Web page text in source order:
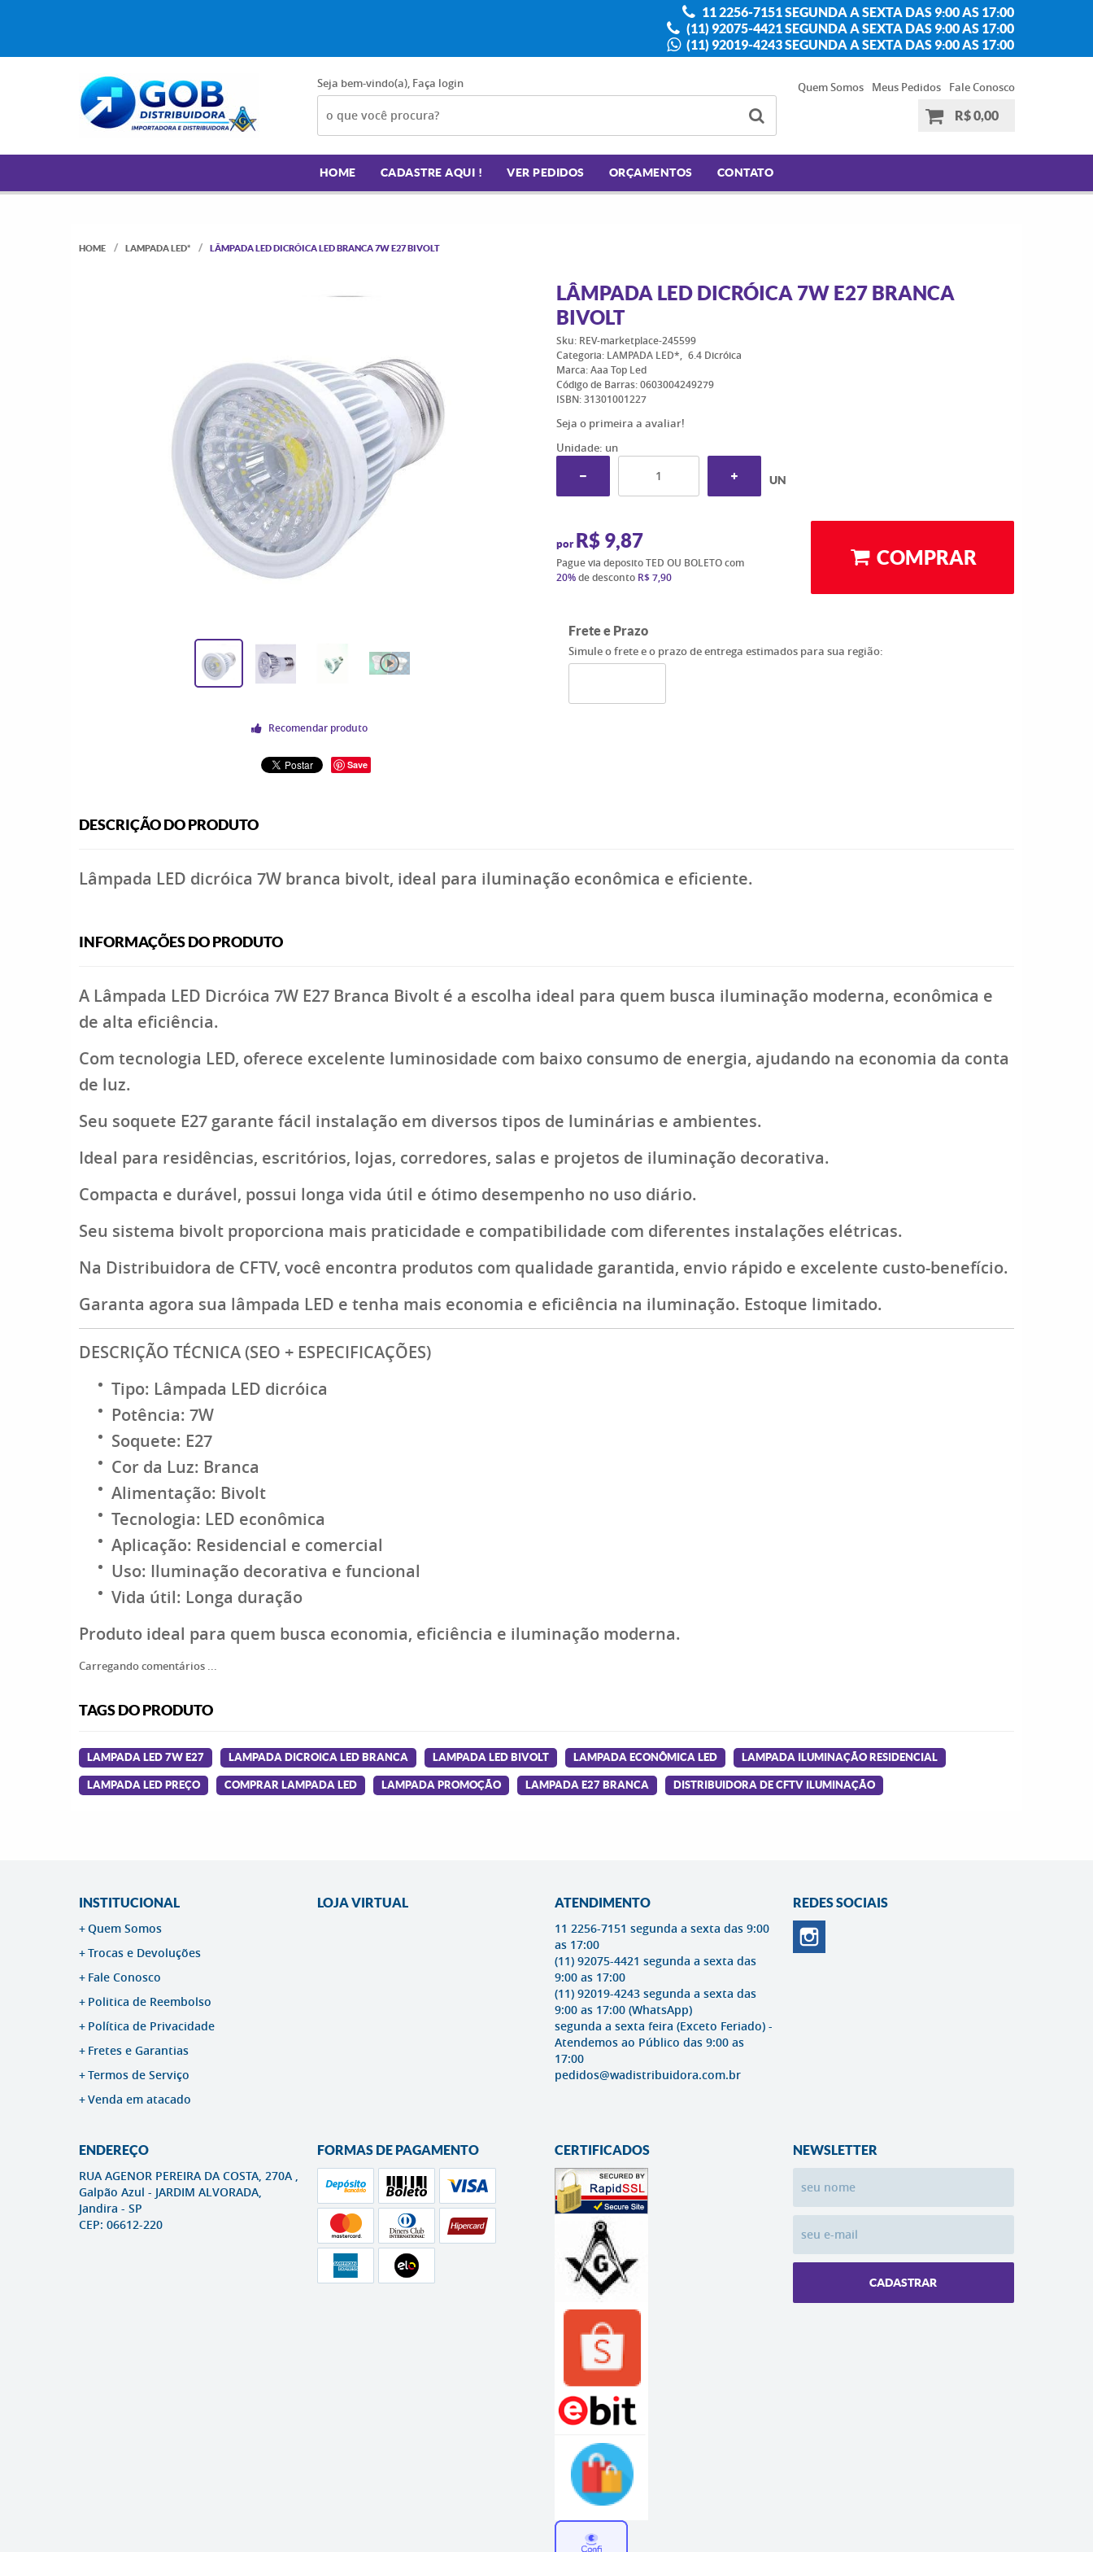
11 2256-7151 SEGUNDA A SEXTA DAS 9:00 AS 17:00
(11) 92075-4421 SEGUNDA A SEXTA DAS 9:00 AS 17:00
(11) 92019-4243 SEGUNDA A SEXTA DAS 9:00 AS 17:00
Seja bem-vindo(a), Faça login Quem Somos Meus Pedidos
Fale Conosco
R$ 0,00
HOME CADASTRE AQUI ! VER PEDIDOS ORÇAMENTOS CONTATO
HOME LAMPADA LED* LÂMPADA LED DICRÓICA LED BRANCA 7W E27 BIVOLT
Recomendar produto
Save
LÂMPADA LED DICRÓICA 7W E27 BRANCA
BIVOLT
Sku: REV-marketplace-245599
Categoria: LAMPADA LED*
6.4 Dicróica
Marca:Aaa Top Led
Código de Barras:0603004249279
ISBN:31301001227
Seja o primeira a avaliar!
Unidade: un
UN
por R$ 9,87
Pague via deposito TED OU BOLETO com
20%de desconto R$ 7,90
COMPRAR
Frete e Prazo
Simule o frete e o prazo de entrega estimados para sua região:
DESCRIÇÃO DO PRODUTO
Lâmpada LED dicróica 7W branca bivolt, ideal para iluminação econômica e eficiente.
INFORMAÇÕES DO PRODUTO
A Lâmpada LED Dicróica 7W E27 Branca Bivolt é a escolha ideal para quem busca iluminação moderna, econômica e
de alta eficiência.
Com tecnologia LED, oferece excelente luminosidade com baixo consumo de energia, ajudando na economia da conta
de luz.
Seu soquete E27 garante fácil instalação em diversos tipos de luminárias e ambientes.
Ideal para residências, escritórios, lojas, corredores, salas e projetos de iluminação decorativa.
Compacta e durável, possui longa vida útil e ótimo desempenho no uso diário.
Seu sistema bivolt proporciona mais praticidade e compatibilidade com diferentes instalações elétricas.
Na Distribuidora de CFTV, você encontra produtos com qualidade garantida, envio rápido e excelente custo-benefício.
Garanta agora sua lâmpada LED e tenha mais economia e eficiência na iluminação. Estoque limitado.
DESCRIÇÃO TÉCNICA (SEO + ESPECIFICAÇÕES)
Tipo: Lâmpada LED dicróica
Potência: 7W
Soquete: E27
Cor da Luz: Branca
Alimentação: Bivolt
Tecnologia: LED econômica
Aplicação: Residencial e comercial
Uso: Iluminação decorativa e funcional
Vida útil: Longa duração
Produto ideal para quem busca economia, eficiência e iluminação moderna.
Carregando comentários ...
TAGS DO PRODUTO
LAMPADA LED 7W E27 LAMPADA DICROICA LED BRANCA LAMPADA LED BIVOLT LAMPADA ECONÔMICA LED LAMPADA ILUMINAÇÃO RESIDENCIAL
LAMPADA LED PREÇO COMPRAR LAMPADA LED LAMPADA PROMOÇÃO LAMPADA E27 BRANCA DISTRIBUIDORA DE CFTV ILUMINAÇÃO
INSTITUCIONAL
Quem Somos
Trocas e Devoluções
Fale Conosco
Politica de Reembolso
Política de Privacidade
Fretes e Garantias
Termos de Serviço
Venda em atacado
LOJA VIRTUAL ATENDIMENTO
11 2256-7151 segunda a sexta das 9:00
as 17:00
(11) 92075-4421 segunda a sexta das
9:00 as 17:00
(11) 92019-4243 segunda a sexta das
9:00 as 17:00 (WhatsApp)
segunda a sexta feira (Exceto Feriado) -
Atendemos ao Público das 9:00 as
17:00
pedidos@wadistribuidora.com.br
REDES SOCIAIS
ENDEREÇO
RUA AGENOR PEREIRA DA COSTA, 270A ,
Galpão Azul - JARDIM ALVORADA,
Jandira - SP
CEP: 06612-220
FORMAS DE PAGAMENTO CERTIFICADOS NEWSLETTER
CADASTRAR